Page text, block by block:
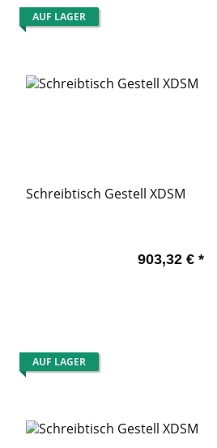
AUF LAGER
Schreibtisch Gestell XDSM
903,32 € *
AUF LAGER